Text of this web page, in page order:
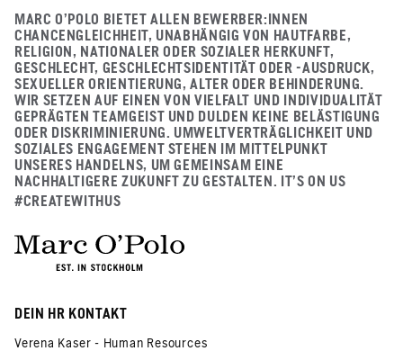
MARC O'POLO BIETET ALLEN BEWERBER:INNEN
CHANCENGLEICHHEIT, UNABHÄNGIG VON HAUTFARBE,
RELIGION, NATIONALER ODER SOZIALER HERKUNFT,
GESCHLECHT, GESCHLECHTSIDENTITÄT ODER -AUSDRUCK,
SEXUELLER ORIENTIERUNG, ALTER ODER BEHINDERUNG.
WIR SETZEN AUF EINEN VON VIELFALT UND INDIVIDUALITÄT
GEPRÄGTEN TEAMGEIST UND DULDEN KEINE BELÄSTIGUNG
ODER DISKRIMINIERUNG. UMWELTVERTRÄGLICHKEIT UND
SOZIALES ENGAGEMENT STEHEN IM MITTELPUNKT
UNSERES HANDELNS, UM GEMEINSAM EINE
NACHHALTIGERE ZUKUNFT ZU GESTALTEN. IT’S ON US
#CREATEWITHUS
DEIN HR KONTAKT
Verena Kaser - Human Resources